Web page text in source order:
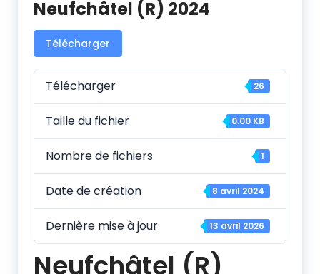
Neufchâtel (R) 2024
Télécharger
Télécharger 26
Taille du fichier 0.00 KB
Nombre de fichiers 1
Date de création 8 avril 2024
Dernière mise à jour 13 avril 2026
Neufchâtel (R)